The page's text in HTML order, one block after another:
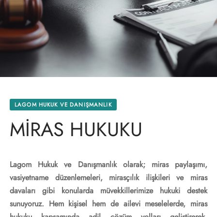
LAGOM HUKUK VE DANIŞMANLIK
MİRAS HUKUKU
Lagom Hukuk ve Danışmanlık olarak; miras paylaşımı,
vasiyetname düzenlemeleri, mirasçılık ilişkileri ve miras
davaları gibi konularda müvekkillerimize hukuki destek
sunuyoruz. Hem kişisel hem de ailevi meselelerde, miras
SINAİ MÜLKİYET HUKUKU
HUKUKU
HUKUKU
HUKUKU
HUKUKU
Hukuku
Hukuku
Hukuki Bilgiler
– İflas Hukuku
ve Gayrimenkul Hukuku